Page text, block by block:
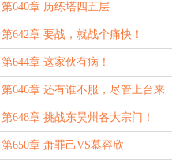
第640章 历练塔四五层
第642章 要战，就战个痛快！
第644章 这家伙有病！
第646章 还有谁不服，尽管上台来
战！
第648章 挑战东昊州各大宗门！
第650章 萧罪己VS慕容欣